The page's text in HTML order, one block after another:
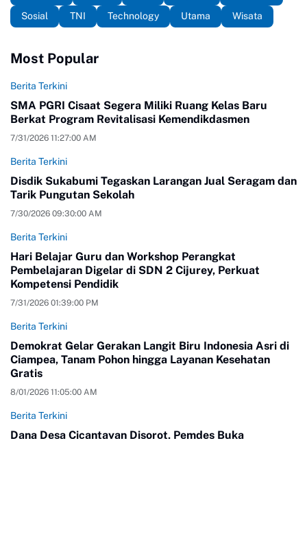
Sosial
TNI Technology Utama Wisata
Most Popular
Berita Terkini
SMA PGRI Cisaat Segera Miliki Ruang Kelas Baru
Berkat Program Revitalisasi Kemendikdasmen
7/31/2026 11:27:00 AM
Berita Terkini
Disdik Sukabumi Tegaskan Larangan Jual Seragam dan
Tarik Pungutan Sekolah
7/30/2026 09:30:00 AM
Berita Terkini
Hari Belajar Guru dan Workshop Perangkat
Pembelajaran Digelar di SDN 2 Cijurey, Perkuat
Kompetensi Pendidik
7/31/2026 01:39:00 PM
Berita Terkini
Demokrat Gelar Gerakan Langit Biru Indonesia Asri di
Ciampea, Tanam Pohon hingga Layanan Kesehatan
Gratis
8/01/2026 11:05:00 AM
Berita Terkini
Dana Desa Cicantayan Disorot, Pemdes Buka